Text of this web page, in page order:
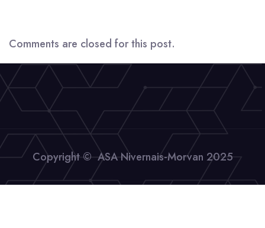
Comments are closed for this post.
Copyright © ASA Nivernais-Morvan 2025